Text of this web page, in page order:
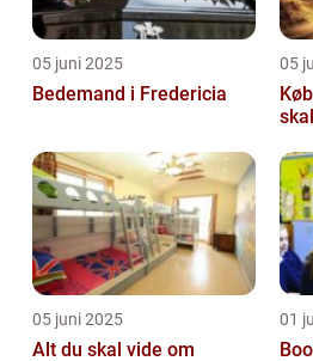
05 juni 2025
Bedemand i Fredericia
05
05 juni 2025
Alt du skal vide om
01